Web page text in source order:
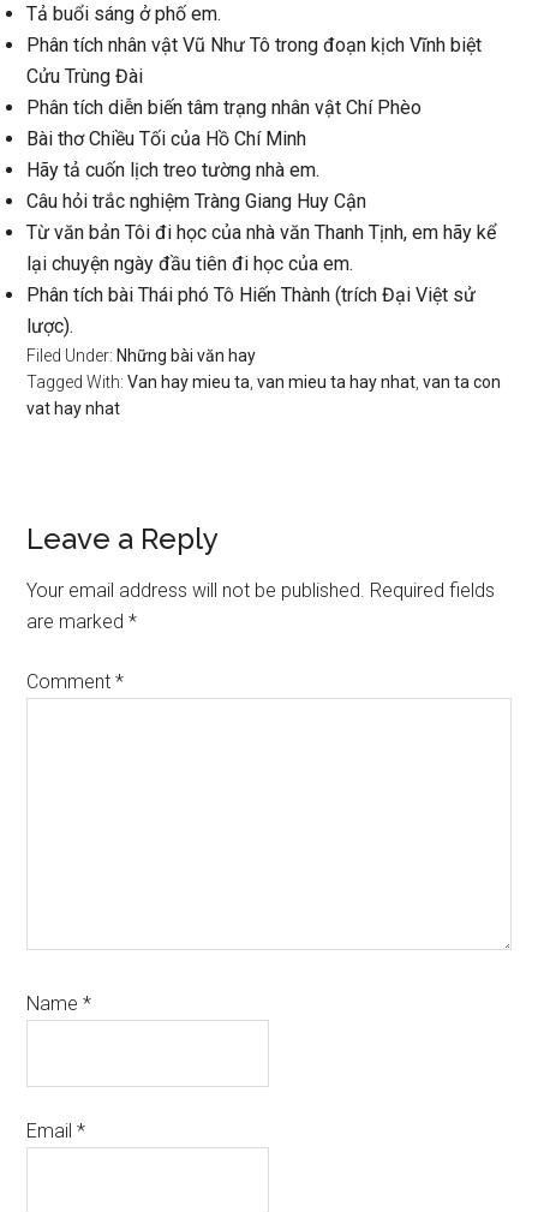
Tả buổi sáng ở phố em.
Phân tích nhân vật Vũ Như Tô trong đoạn kịch Vĩnh biệt
Cửu Trùng Đài
Phân tích diễn biến tâm trạng nhân vật Chí Phèo
Bài thơ Chiều Tối của Hồ Chí Minh
Hãy tả cuốn lịch treo tường nhà em.
Câu hỏi trắc nghiệm Tràng Giang Huy Cận
Từ văn bản Tôi đi học của nhà văn Thanh Tịnh, em hãy kể
lại chuyện ngày đầu tiên đi học của em.
Phân tích bài Thái phó Tô Hiến Thành (trích Đại Việt sử
lược).
Filed Under: Những bài văn hay
Tagged With:Van hay mieu ta ,van mieu ta hay nhat ,van ta con
vat hay nhat
Reader
Interactions
Leave a Reply
Your email address will not be published. Required fields
are marked*
Comment*
Name*
Email*